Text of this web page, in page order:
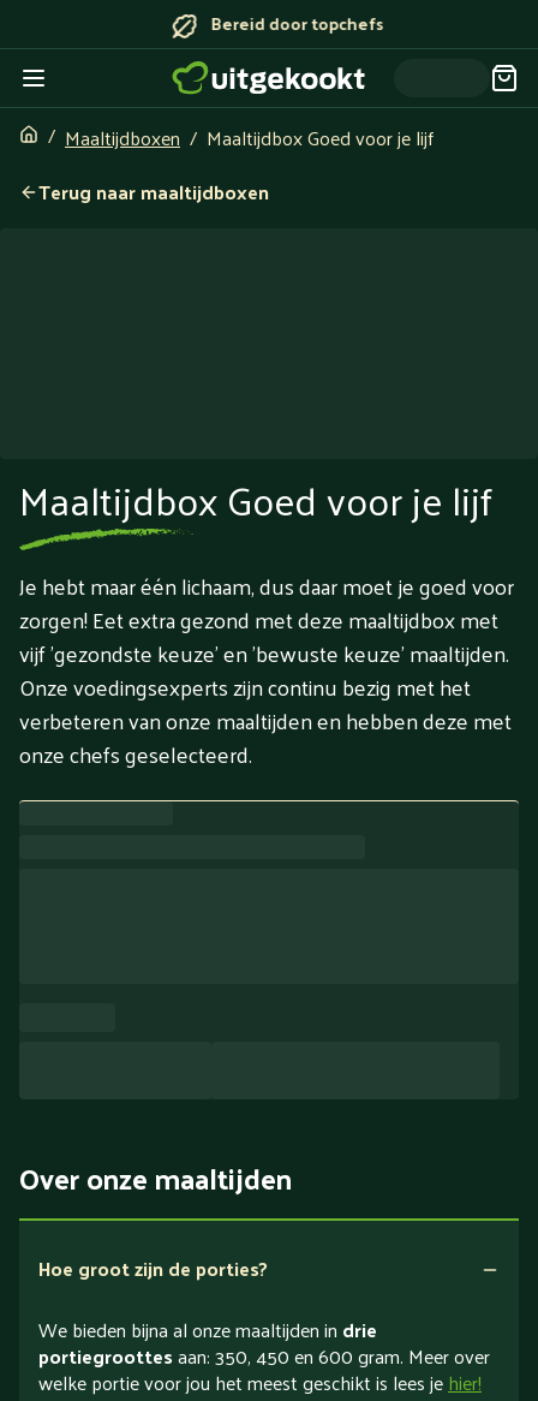
Bereid door topchefs
Maaltijdboxen
Maaltijdbox Goed voor je lijf
Terug naar maaltijdboxen
Maaltijdbox Goed voor je lijf
Je hebt maar één lichaam, dus daar moet je goed voor
zorgen! Eet extra gezond met deze maaltijdbox met
vijf 'gezondste keuze' en 'bewuste keuze' maaltijden.
Onze voedingsexperts zijn continu bezig met het
verbeteren van onze maaltijden en hebben deze met
onze chefs geselecteerd.
Over onze maaltijden
Hoe groot zijn de porties?
We bieden bijna al onze maaltijden in drie
portiegroottesaan: 350, 450 en 600 gram. Meer over
welke portie voor jou het meest geschikt is lees jehier!